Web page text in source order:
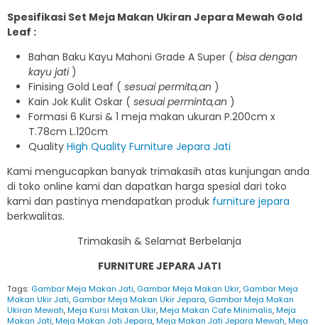
Spesifikasi Set Meja Makan Ukiran Jepara Mewah Gold
Leaf :
Bahan Baku Kayu Mahoni Grade A Super ( bisa dengan
kayu jati)
Finising Gold Leaf ( sesuai permita,an )
Kain Jok Kulit Oskar ( sesuai perminta,an )
Formasi 6 Kursi & 1 meja makan ukuran P.200cm x
T.78cm L.120cm
Quality High Quality Furniture Jepara Jati
Kami mengucapkan banyak trimakasih atas kunjungan anda
di toko online kami dan dapatkan harga spesial dari toko
kami dan pastinya mendapatkan produk furniture jepara
berkwalitas.
Trimakasih & Selamat Berbelanja
FURNITURE JEPARA JATI
Tags: Gambar Meja Makan Jati, Gambar Meja Makan Ukir, Gambar Meja
Makan Ukir Jati, Gambar Meja Makan Ukir Jepara, Gambar Meja Makan
Ukiran Mewah,Meja Kursi Makan Ukir,Meja Makan Cafe Minimalis,Meja
Makan Jati,Meja Makan Jati Jepara,Meja Makan Jati Jepara Mewah,Meja